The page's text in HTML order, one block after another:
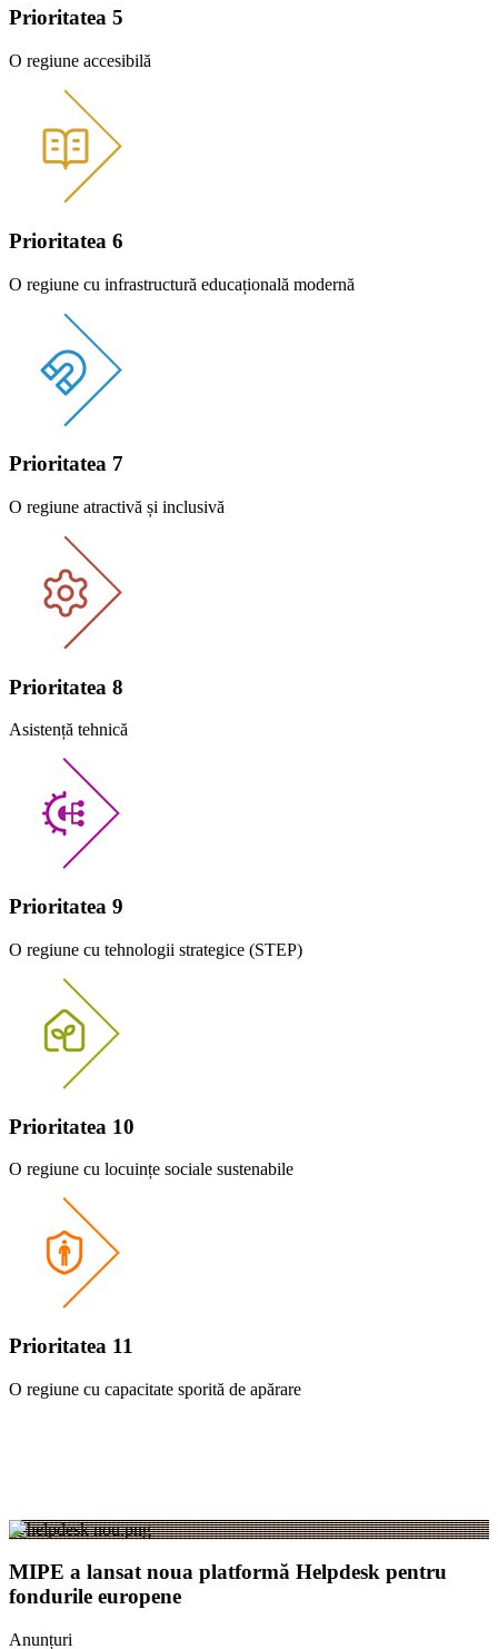
Prioritatea 5
O regiune accesibilă
Prioritatea 6
O regiune cu infrastructură educațională modernă
Prioritatea 7
O regiune atractivă și inclusivă
Prioritatea 8
Asistență tehnică
Prioritatea 9
O regiune cu tehnologii strategice (STEP)
Prioritatea 10
O regiune cu locuințe sociale sustenabile
Prioritatea 11
O regiune cu capacitate sporită de apărare
MIPE a lansat noua platformă Helpdesk pentru
fondurile europene
Anunțuri